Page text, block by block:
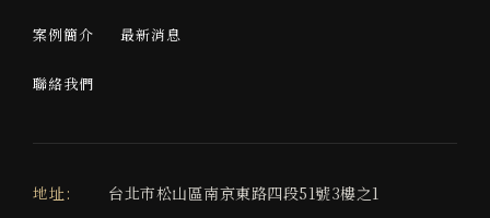
案例簡介 最新消息
聯絡我們
地址:
台北市松山區南京東路四段51號3樓之1